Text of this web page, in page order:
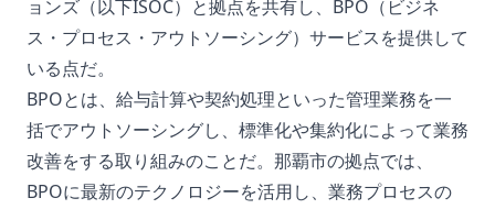
ョンズ（以下ISOC）と拠点を共有し、BPO（ビジネ
ス・プロセス・アウトソーシング）サービスを提供して
いる点だ。
BPOとは、給与計算や契約処理といった管理業務を一
括でアウトソーシングし、標準化や集約化によって業務
改善をする取り組みのことだ。那覇市の拠点では、
BPOに最新のテクノロジーを活用し、業務プロセスの